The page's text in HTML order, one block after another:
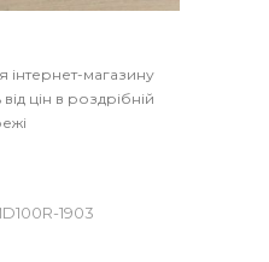
інтернет-магазину
цін в роздрібній
1903